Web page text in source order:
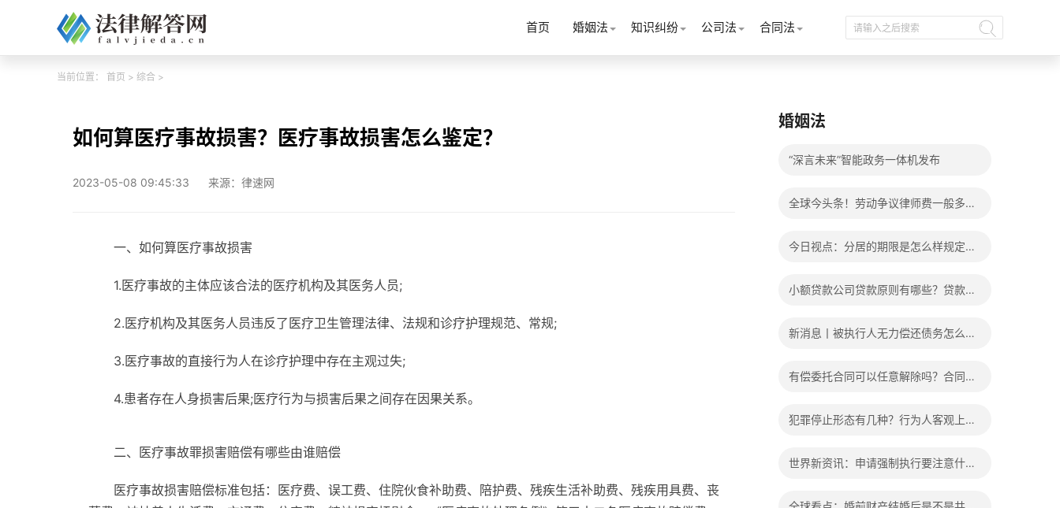
首页 婚姻法 知识纠纷 公司法 合同法
当前位置： 首页 > 综合 >
如何算医疗事故损害？医疗事故损害怎么鉴定？
2023-05-08 09:45:33 来源：律速网
一、如何算医疗事故损害
1.医疗事故的主体应该合法的医疗机构及其医务人员;
2.医疗机构及其医务人员违反了医疗卫生管理法律、法规和诊疗护理规范、常规;
3.医疗事故的直接行为人在诊疗护理中存在主观过失;
4.患者存在人身损害后果;医疗行为与损害后果之间存在因果关系。
二、医疗事故罪损害赔偿有哪些由谁赔偿
医疗事故损害赔偿标准包括：医疗费、误工费、住院伙食补助费、陪护费、残疾生活补助费、残疾用具费、丧
婚姻法
“深言未来”智能政务一体机发布
全球今头条！劳动争议律师费一般多少
今日视点：分居的期限是怎么样规定
小额贷款公司贷款原则有哪些？贷款不
新消息丨被执行人无力偿还债务怎么
有偿委托合同可以任意解除吗？合同无
犯罪停止形态有几种？行为人客观上实
世界新资讯：申请强制执行要注意什么